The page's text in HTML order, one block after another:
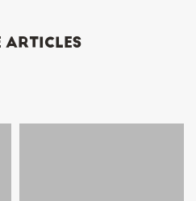
ARTICLES